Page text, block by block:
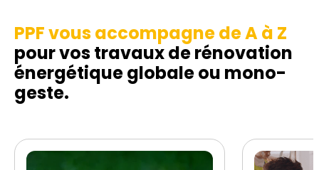
PPF vous accompagne de A à Z
pour vos travaux de rénovation
énergétique globale ou mono-
geste.